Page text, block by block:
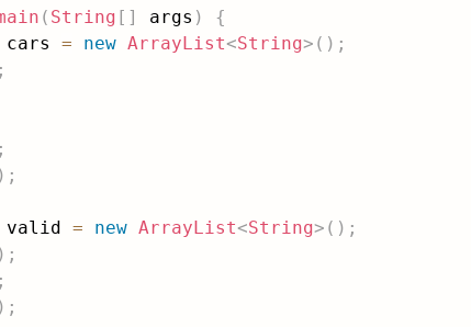
( String [ ] args )
{
cars = new ArrayList<String> ( ) ;
;
;
) ;
valid = new ArrayList<String> ( ) ;
) ;
;
) ;